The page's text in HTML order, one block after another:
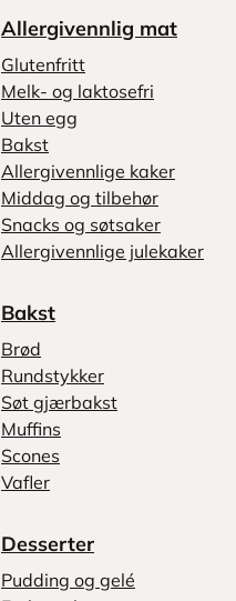
Allergivennlig mat
Glutenfritt
Melk- og laktosefri
Uten egg
Bakst
Allergivennlige kaker
Middag og tilbehør
Snacks og søtsaker
Allergivennlige julekaker
Bakst
Brød
Rundstykker
Søt gjærbakst
Muffins
Scones
Vafler
Desserter
Pudding og gelé